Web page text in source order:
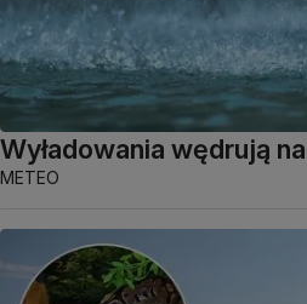
Wyładowania wędrują
METEO